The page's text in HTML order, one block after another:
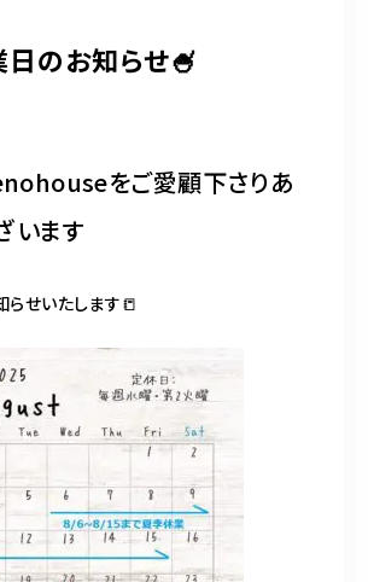
のお知らせ🍧
をご愛顧下さりあ
います
せいたします📒
ブログ
動産売却専門サイト
870-0326
お問い合わせはこちら